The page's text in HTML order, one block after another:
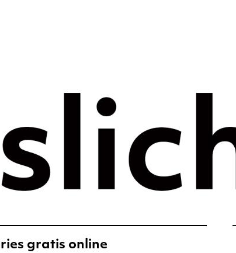
voor
gratis online